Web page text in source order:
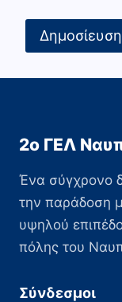
2ο ΓΕΛ
Ένα σύγχρονο
την παράδοση
υψηλού
πόλης του
Σύνδεσμοι